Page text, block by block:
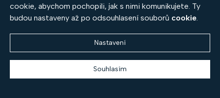
cookie, abychom pochopili, jak s nimi komunikujete. Ty
budou nastaveny až po odsouhlasení souborů cookie.
Nastavení
Souhlasím
Šperky
Snubní prsteny
Zásnubní prsteny
Diamantové šperky
Rubínové šperky
Safírové šperky
Smaragdové šperky